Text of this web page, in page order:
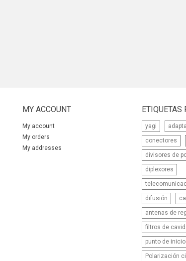
MY ACCOUNT
My account
My orders
My addresses
ETIQUETAS
yagi
conectores
divisores de
diplexores
difusión
antenas de
filtros de
punto de inicio
Polarización